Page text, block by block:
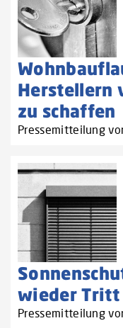
Herstellern
zu schaffen‌
Pressemitteilung
wieder Tritt
Pressemitteilung